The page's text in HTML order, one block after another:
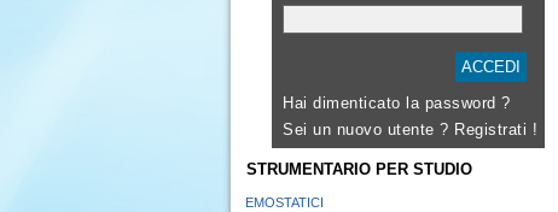
Hai dimenticato la password ?
Sei un nuovo utente ? Registrati !
STRUMENTARIO PER STUDIO
EMOSTATICI